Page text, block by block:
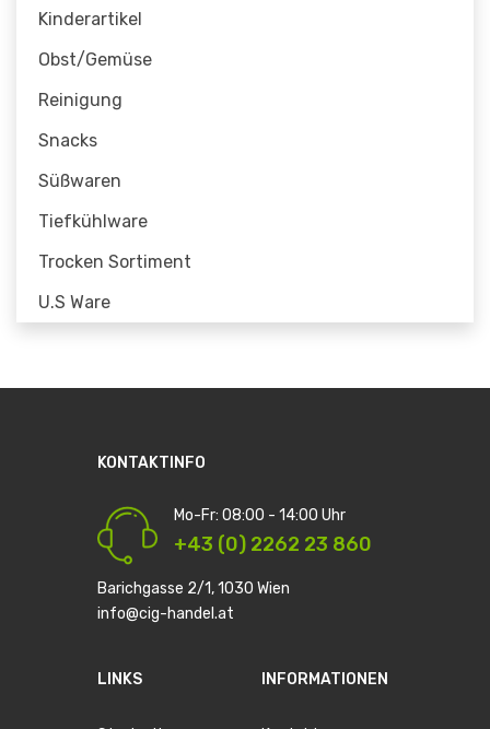
Kinderartikel
Obst/Gemüse
Reinigung
Snacks
Süßwaren
Tiefkühlware
Trocken Sortiment
U.S Ware
KONTAKTINFO
Mo-Fr: 08:00 - 14:00 Uhr
+43 (0) 2262 23 860
Barichgasse 2/1, 1030 Wien
info@cig-handel.at
LINKS INFORMATIONEN